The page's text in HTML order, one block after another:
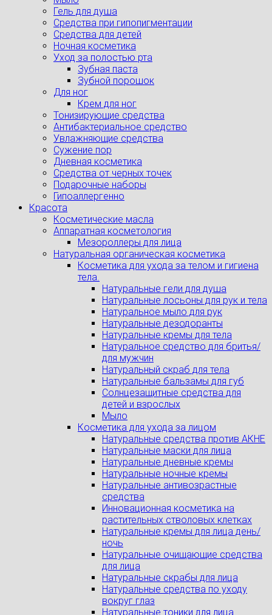
Гель для душа
Средства при гипопигментации
Средства для детей
Ночная косметика
Уход за полостью рта
Зубная паста
Зубной порошок
Для ног
Крем для ног
Тонизирующие средства
Антибактериальное средство
Увлажняющие средства
Сужение пор
Дневная косметика
Средства от черных точек
Подарочные наборы
Гипоаллергенно
Красота
Косметические масла
Аппаратная косметология
Мезороллеры для лица
Натуральная органическая косметика
Косметика для ухода за телом и гигиена
тела.
Натуральные гели для душа
Натуральные лосьоны для рук и тела
Натуральное мыло для рук
Натуральные дезодоранты
Натуральные кремы для тела
Натуральное средство для бритья/
для мужчин
Натуральный скраб для тела
Натуральные бальзамы для губ
Солнцезащитные средства для
детей и взрослых
Мыло
Косметика для ухода за лицом
Натуральные средства против АКНЕ
Натуральные маски для лица
Натуральные дневные кремы
Натуральные ночные кремы
Натуральные антивозрастные
средства
Инновационная косметика на
растительных стволовых клетках
Натуральные кремы для лица день/
ночь
Натуральные очищающие средства
для лица
Натуральные скрабы для лица
Натуральные средства по уходу
вокруг глаз
Натуральные тоники для лица